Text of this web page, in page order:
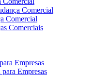
Comercial
Comercial
Comerciais
Empresas
Empresas